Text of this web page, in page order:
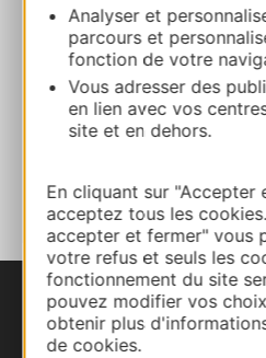
Analyser et
parcours et
fonction de votre
Vous adresser des
en lien avec vos
site et en dehors.
En cliquant sur "Accepter
acceptez tous les
accepter et fermer" vous
votre refus et seuls les
fonctionnement du site
pouvez modifier vos
obtenir plus
de cookies.
d’Aveyron
12310 GAILLAC-
Route & Zugang